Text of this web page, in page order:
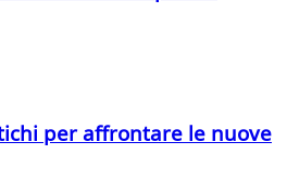
per affrontare le nuove